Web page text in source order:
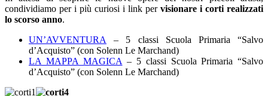
condividiamo per i più curiosi i link per visionare i corti realizzati
lo scorso anno.
UN’AVVENTURA
– 5 classi Scuola Primaria “Salvo
d’Acquisto” (con Solenn Le Marchand)
LA MAPPA MAGICA – 5 classi Scuola Primaria “Salvo
d’Acquisto” (con Solenn Le Marchand)